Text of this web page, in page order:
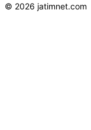
© 2026 jatimnet.com